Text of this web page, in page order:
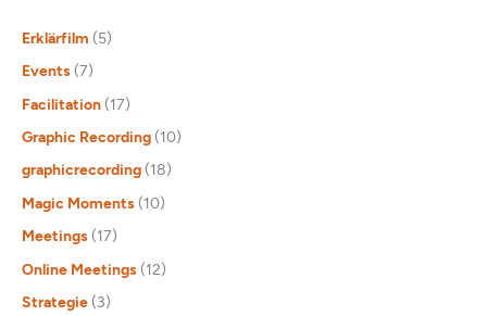
Erklärfilm (5)
Events (7)
Facilitation (17)
Graphic Recording (10)
graphicrecording (18)
Magic Moments (10)
Meetings (17)
Online Meetings (12)
Strategie (3)